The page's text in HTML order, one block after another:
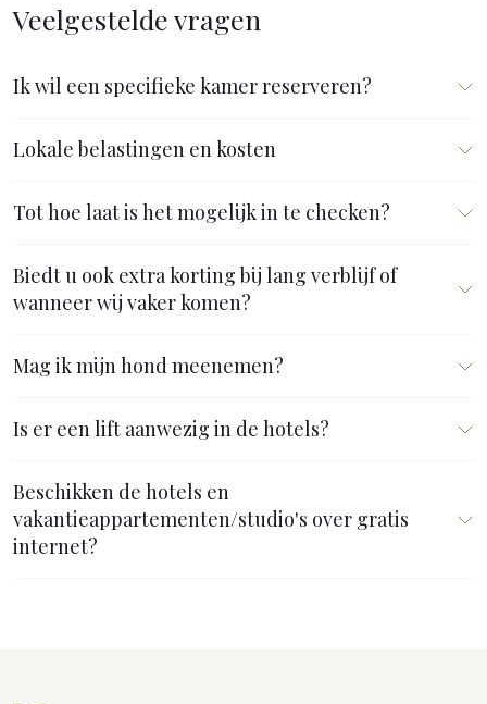
Veelgestelde vragen
Ik wil een specifieke kamer reserveren?
Lokale belastingen en kosten
Tot hoe laat is het mogelijk in te checken?
Biedt u ook extra korting bij lang verblijf of
wanneer wij vaker komen?
Mag ik mijn hond meenemen?
Is er een lift aanwezig in de hotels?
Beschikken de hotels en
vakantieappartementen/studio's over gratis
internet?